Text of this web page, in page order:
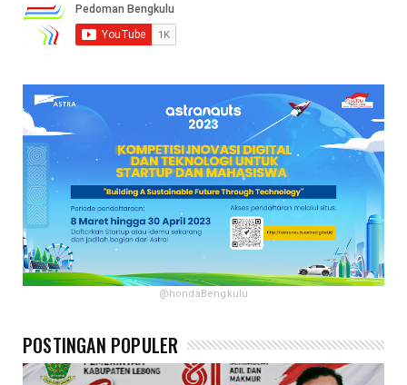
@hondaBengkulu
POSTINGAN POPULER